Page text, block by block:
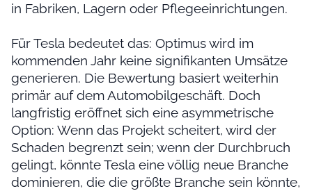
in Fabriken, Lagern oder Pflegeeinrichtungen.
Für Tesla bedeutet das: Optimus wird im
kommenden Jahr keine signifikanten Umsätze
generieren. Die Bewertung basiert weiterhin
primär auf dem Automobilgeschäft. Doch
langfristig eröffnet sich eine asymmetrische
Option: Wenn das Projekt scheitert, wird der
Schaden begrenzt sein; wenn der Durchbruch
gelingt, könnte Tesla eine völlig neue Branche
dominieren, die die größte Branche sein könnte,